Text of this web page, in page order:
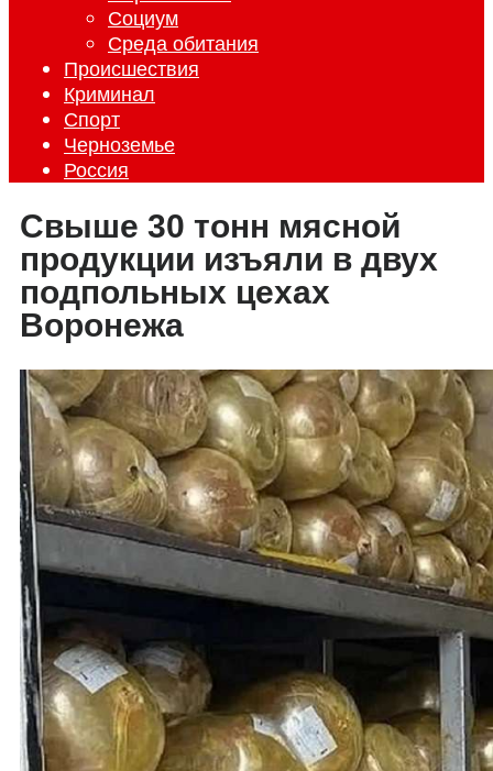
Социум
Среда обитания
Происшествия
Криминал
Спорт
Черноземье
Россия
Свыше 30 тонн мясной
продукции изъяли в двух
подпольных цехах
Воронежа